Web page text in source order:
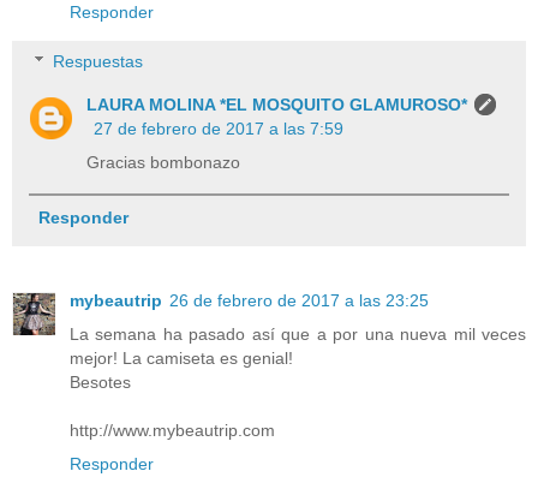
Responder
Respuestas
LAURA MOLINA *EL MOSQUITO GLAMUROSO*
27 de febrero de 2017 a las 7:59
Gracias bombonazo
Responder
mybeautrip 26 de febrero de 2017 a las 23:25
La semana ha pasado así que a por una nueva mil veces
mejor! La camiseta es genial!
Besotes
http://www.mybeautrip.com
Responder